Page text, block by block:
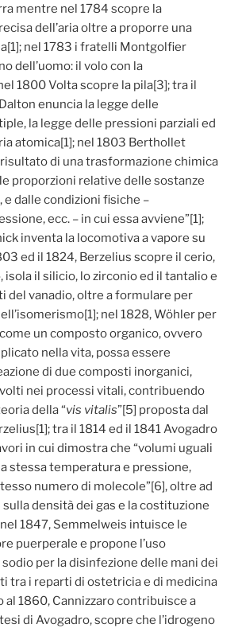
mentre nel 1784 scopre la
dell’aria oltre a proporre una
nel 1783 i fratelli Montgolfier
dell’uomo: il volo con la
1800 Volta scopre la pila[3]; tra il
enuncia la legge delle
la legge delle pressioni parziali ed
atomica[1]; nel 1803 Berthollet
di una trasformazione chimica
proporzioni relative delle sostanze
e dalle condizioni fisiche –
ecc. – in cui essa avviene”[1];
inventa la locomotiva a vapore su
ed il 1824, Berzelius scopre il cerio,
isola il silicio, lo zirconio ed il tantalio e
del vanadio, oltre a formulare per
nel 1828, Wöhler per
un composto organico, ovvero
nella vita, possa essere
di due composti inorganici,
nei processi vitali, contribuendo
della “vis vitalis”[5] proposta dal
tra il 1814 ed il 1841 Avogadro
in cui dimostra che “volumi uguali
stessa temperatura e pressione,
numero di molecole”[6], oltre ad
densità dei gas e la costituzione
1847, Semmelweis intuisce le
puerperale e propone l’uso
per la disinfezione delle mani dei
tra i reparti di ostetricia e di medicina
al 1860, Cannizzaro contribuisce a
di Avogadro, scopre che l’idrogeno